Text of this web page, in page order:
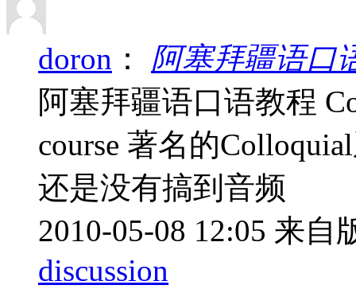
doron ： 阿塞拜疆语口
阿塞拜疆语口语教程
course 著名的
还是没有搞到音频
2010-05-08 12:05 来自
discussion